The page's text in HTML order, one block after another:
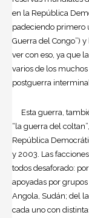
en la República
padeciendo primero
Guerra del Congo”)
ver con eso, ya que
varios de los
postguerra
Esta guerra,
“la guerra del
República
y 2003. Las
todos desaforado:
apoyadas por
Angola, Sudán; del
cada uno con